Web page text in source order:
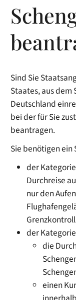
Sind Sie
Staates, aus dem
Deutschland
bei der für Sie
beantragen.
Sie benötigen ein
der
Durchreise
nur den
der
die
einen